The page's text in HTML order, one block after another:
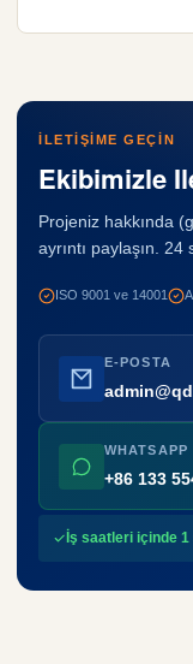
İLETIŞIME GEÇIN
Ekibimizle
Projeniz hakkında
ayrıntı paylaşın.
ISO 9001 ve 14001
E-POSTA
WHATSAPP
+86 133
İş saatleri içinde